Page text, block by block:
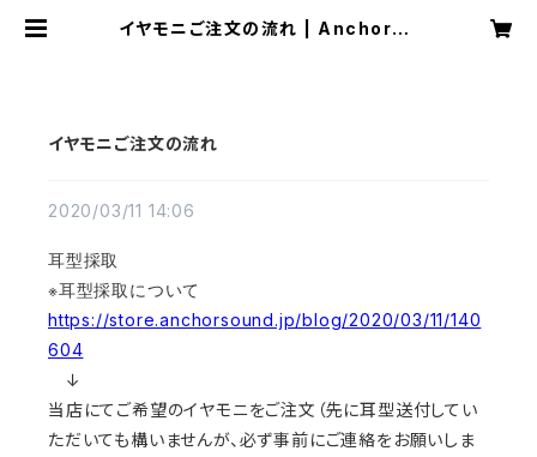
イヤモニご注文の流れ | AnchorSo
イヤモニご注文の流れ
2020/03/11 14:06
耳型採取
※耳型採取について
https://store.anchorsound.jp/blog/2020/03/11/140
604
↓
当店にてご希望のイヤモニをご注文（先に耳型送付してい
ただいても構いませんが、必ず事前にご連絡をお願いしま